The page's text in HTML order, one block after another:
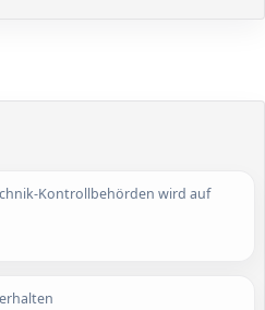
Kontrollbehörden wird auf